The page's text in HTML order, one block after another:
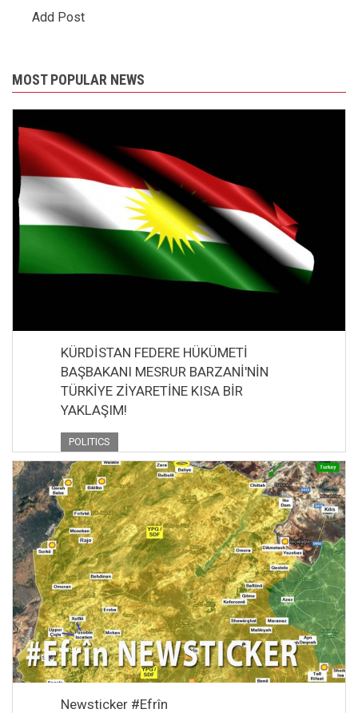
Add Post
MOST POPULAR NEWS
KÜRDİSTAN FEDERE HÜKÜMETİ
BAŞBAKANI MESRUR BARZANİ'NİN
TÜRKİYE ZİYARETİNE KISA BİR
YAKLAŞIM!
POLITICS
Newsticker #Efrîn